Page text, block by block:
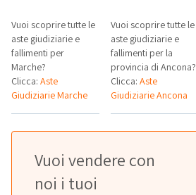
Vuoi scoprire tutte le
aste giudiziarie e
fallimenti per
Marche?
Clicca: Aste
Giudiziarie Marche
Vuoi scoprire tutte le
aste giudiziarie e
fallimenti per la
provincia di Ancona?
Clicca:Aste
Giudiziarie Ancona
Vuoi vendere con
noi i tuoi